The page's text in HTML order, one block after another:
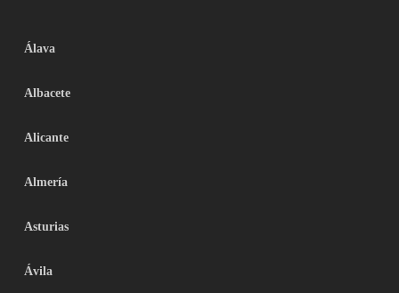
Álava
Albacete
Alicante
Almería
Asturias
Ávila